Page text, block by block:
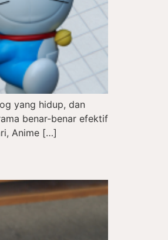
yang hidup, dan
benar-benar efektif
Anime […]